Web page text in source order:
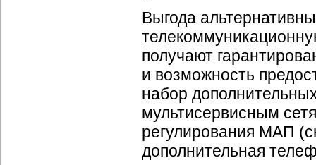
Выгода
получают
и возможность
набор
мультисервисным
регулирования МАП
дополнительная